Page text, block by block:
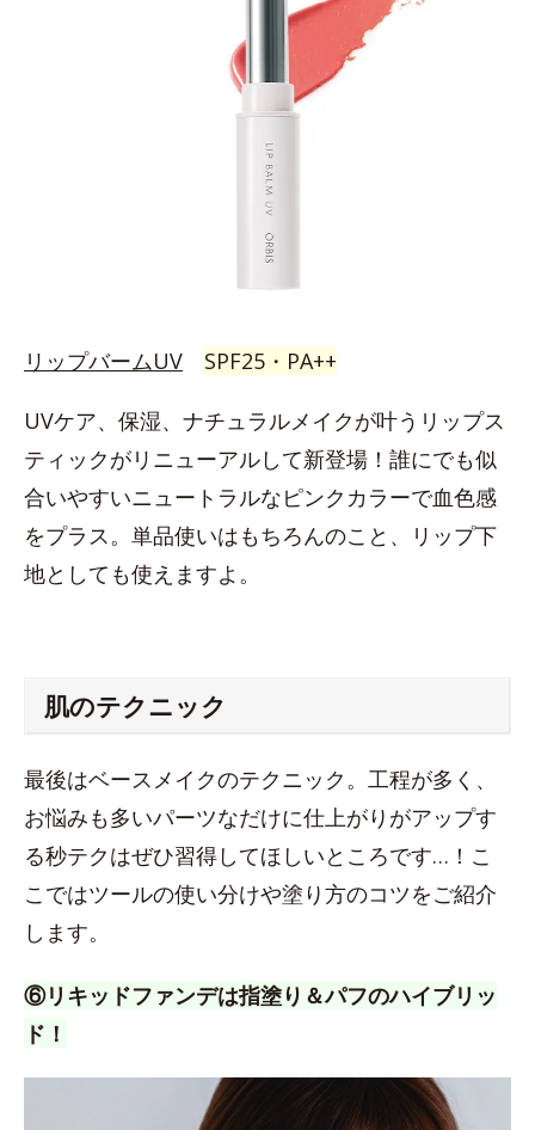
リップバームUV SPF25・PA++
UVケア、保湿、ナチュラルメイクが叶うリップス
ティックがリニューアルして新登場！誰にでも似
合いやすいニュートラルなピンクカラーで血色感
をプラス。単品使いはもちろんのこと、リップ下
地としても使えますよ。
肌のテクニック
最後はベースメイクのテクニック。工程が多く、
お悩みも多いパーツなだけに仕上がりがアップす
る秒テクはぜひ習得してほしいところです…！こ
こではツールの使い分けや塗り方のコツをご紹介
します。
⑥リキッドファンデは指塗り＆パフのハイブリッ
ド！